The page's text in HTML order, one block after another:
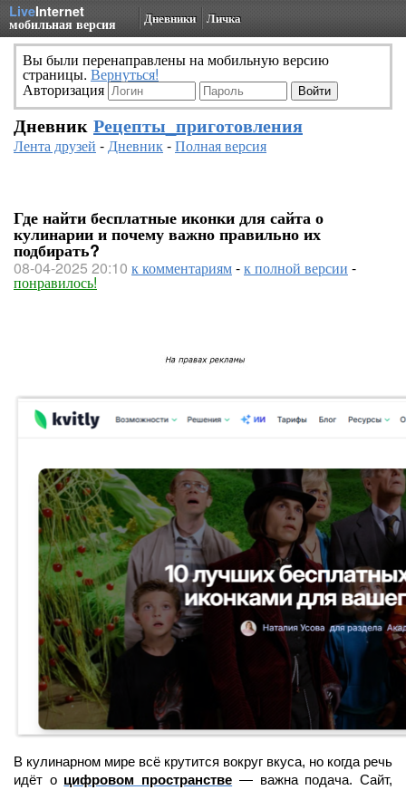
LiveInternet
мобильная версия Дневники Личка
Вы были перенаправлены на мобильную версию
страницы. Вернуться!
Авторизация
Дневник Рецепты_приготовления
Лента друзей -Дневник-Полная версия
Где найти бесплатные иконки для сайта о
кулинарии и почему важно правильно их
подбирать?
08-04-2025 20:10 к комментариям-к полной версии -
понравилось!
В кулинарном мире всё крутится вокруг вкуса, но когда речь
идёт о цифровом пространстве — важна подача. Сайт,